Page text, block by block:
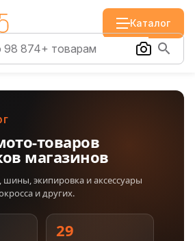
Каталог
товаров
магазинов
шины, экипировка и аксессуары
и других.
29